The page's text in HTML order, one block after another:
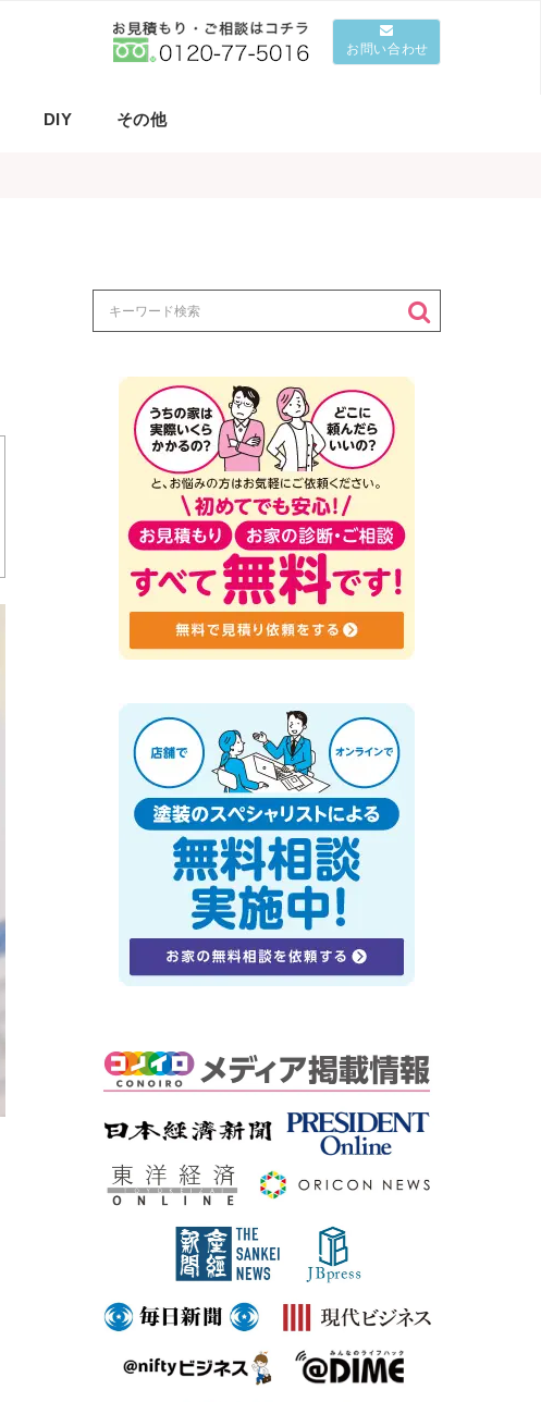
お問い合わせ
DIY その他